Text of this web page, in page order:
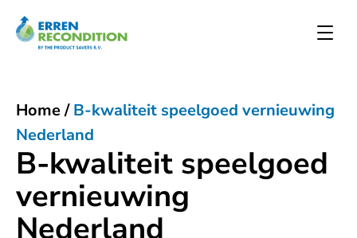
B-kwaliteit speelgoed
vernieuwing
Nederland
Home/B-kwaliteit speelgoed vernieuwing
Nederland